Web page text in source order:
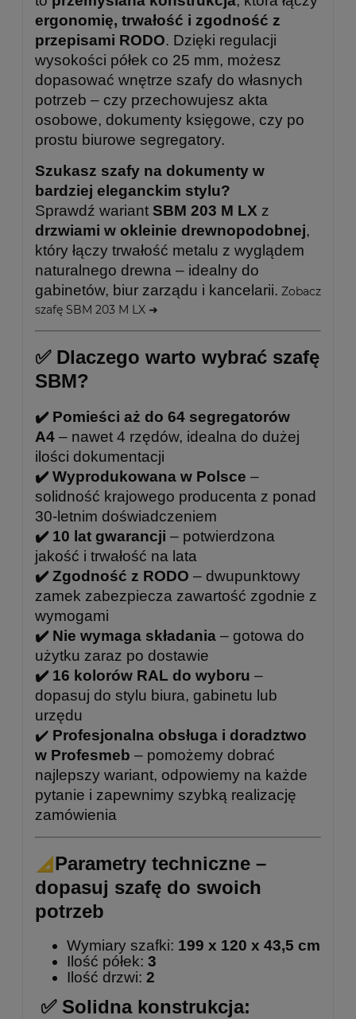
ergonomię, trwałość i zgodność z
przepisami RODO. Dzięki regulacji
wysokości półek co 25 mm, możesz
dopasować wnętrze szafy do własnych
potrzeb – czy przechowujesz akta
osobowe, dokumenty księgowe, czy po
prostu biurowe segregatory.
Szukasz szafy na dokumenty w
bardziej eleganckim stylu?
Sprawdź wariant SBM 203 M LX z
drzwiami w okleinie drewnopodobnej,
który łączy trwałość metalu z wyglądem
naturalnego drewna – idealny do
gabinetów, biur zarządu i kancelarii. Zobacz
szafę SBM 203 M LX ➜
✅ Dlaczego warto wybrać szafę
SBM?
✔️ Pomieści aż do 64 segregatorów
A4 – nawet 4 rzędów, idealna do dużej
ilości dokumentacji
✔️ Wyprodukowana w Polsce –
solidność krajowego producenta z ponad
30-letnim doświadczeniem
✔️ 10 lat gwarancji – potwierdzona
jakość i trwałość na lata
✔️ Zgodność z RODO – dwupunktowy
zamek zabezpiecza zawartość zgodnie z
wymogami
✔️ Nie wymaga składania – gotowa do
użytku zaraz po dostawie
✔️ 16 kolorów RAL do wyboru –
dopasuj do stylu biura, gabinetu lub
urzędu
✔️ Profesjonalna obsługa i doradztwo
w Profesmeb – pomożemy dobrać
najlepszy wariant, odpowiemy na każde
pytanie i zapewnimy szybką realizację
zamówienia
Parametry techniczne –
dopasuj szafę do swoich
potrzeb
Wymiary szafki: 199 x 120 x 43,5 cm
Ilość półek: 3
Ilość drzwi: 2
✅ Solidna konstrukcja: